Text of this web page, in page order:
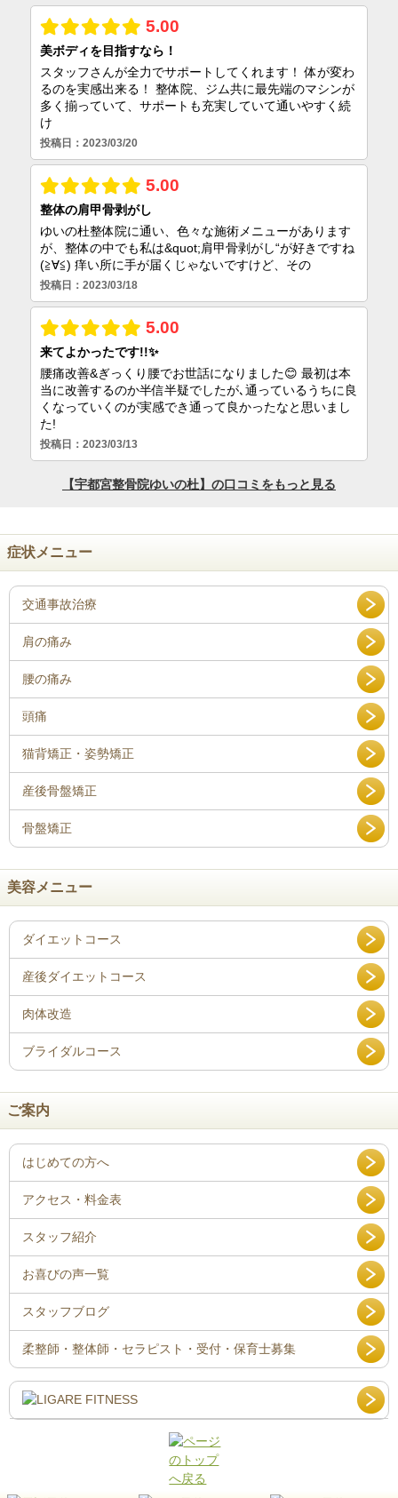
症状メニュー
骨盤矯正
美容メニュー
ご案内
はじめての方へ
アクセス・料金表
スタッフ紹介
お喜びの声一覧
スタッフブログ
柔整師・整体師・セラピスト・受付・保育士募集